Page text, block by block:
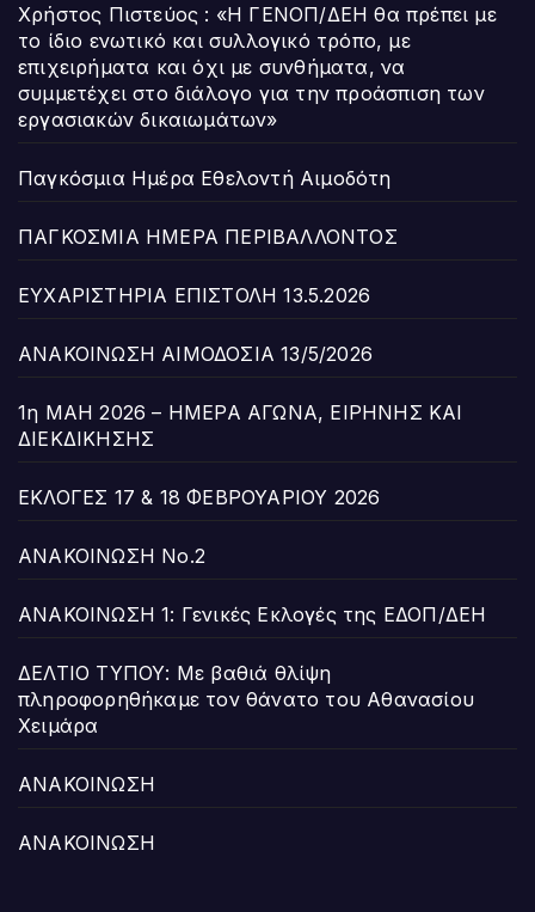
Χρήστος Πιστεύος : «Η ΓΕΝΟΠ/ΔΕΗ θα πρέπει με
το ίδιο ενωτικό και συλλογικό τρόπο, με
επιχειρήματα και όχι με συνθήματα, να
συμμετέχει στο διάλογο για την προάσπιση των
εργασιακών δικαιωμάτων»
Παγκόσμια Ημέρα Εθελοντή Αιμοδότη
ΠΑΓΚΟΣΜΙΑ ΗΜΕΡΑ ΠΕΡΙΒΑΛΛΟΝΤΟΣ
ΕΥΧΑΡΙΣΤΗΡΙΑ ΕΠΙΣΤΟΛΗ 13.5.2026
ΑΝΑΚΟΙΝΩΣΗ ΑΙΜΟΔΟΣΙΑ 13/5/2026
1η ΜΑΗ 2026 – ΗΜΕΡΑ ΑΓΩΝΑ, ΕΙΡΗΝΗΣ ΚΑΙ
ΔΙΕΚΔΙΚΗΣΗΣ
ΕΚΛΟΓΕΣ 17 & 18 ΦΕΒΡΟΥΑΡΙΟΥ 2026
ΑΝΑΚΟΙΝΩΣΗ Νο.2
ΑΝΑΚΟΙΝΩΣΗ 1: Γενικές Εκλογές της ΕΔΟΠ/ΔΕΗ
ΔΕΛΤΙΟ ΤΥΠΟΥ: Με βαθιά θλίψη
πληροφορηθήκαμε τον θάνατο του Αθανασίου
Χειμάρα
ΑΝΑΚΟΙΝΩΣΗ
ΑΝΑΚΟΙΝΩΣΗ